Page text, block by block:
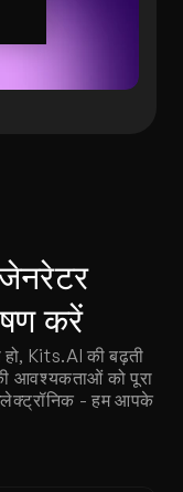
करें
हो, Kits.AI की बढ़ती
आवश्यकताओं को पूरा
- हम आपके